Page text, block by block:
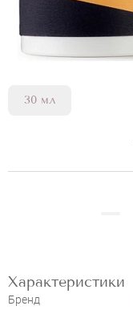
30 мл
Характеристики
Бренд